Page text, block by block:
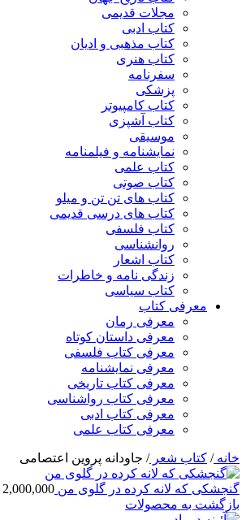
مجلات قدیمی
کتاب ادبی
کتاب مذهبی و ادیان
کتاب هنری
سفرنامه
پزشکی
کتاب کامپیوتر
کتاب آشپزی
موسیقی
نمایشنامه و فیلمنامه
کتاب علمی
کتاب صوتی
کتاب های تن تن و میلو
کتاب های درسی قدیمی
کتاب فلسفی
روانشناسی
کتاب اشعار
زندگی نامه و خاطرات
کتاب سیاسی
معرفی کتاب
معرفی رمان
معرفی داستان کوتاه
معرفی کتاب فلسفی
معرفی نمایشنامه
معرفی کتاب تاریخی
معرفی کتاب رواشناسی
معرفی کتاب ادبی
معرفی کتاب علمی
خانه/ کتاب شعر/ جاودانه پروین اعتصامی
گنجشکی که لانه کرده در گلوی من 2,000,000
بازگشت به محصولات